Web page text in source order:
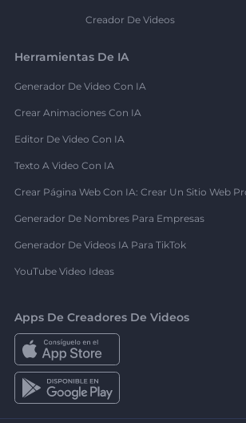
Creador De Videos
Herramientas De IA
Generador De Video Con IA
Crear Animaciones Con IA
Editor De Video Con IA
Texto A Video Con IA
Crear Página Web Con IA: Crear Un Sitio Web
Generador De Nombres Para Empresas
Generador De Videos IA Para TikTok
YouTube Video Ideas
Apps De Creadores De Videos